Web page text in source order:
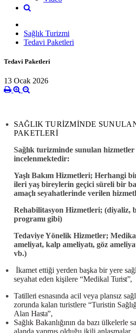
Sağlık Turizmi
Tedavi Paketleri
Tedavi Paketleri
13 Ocak 2026
SAĞLIK TURİZMİNDE
PAKETLERİ
Sağlık turizminde sunulan hizmetler
incelenmektedir:
Yaşlı Bakım Hizmetleri; Herhangi
ileri yaş bireylerin geçici süreli bir
amaçlı seyahatlerinde verilen
Rehabilitasyon Hizmetleri; (diyaliz,
programı gibi)
Tedaviye Yönelik Hizmetler;
ameliyat, kalp ameliyatı, göz
vb.)
İkamet ettiği yerden başka bir yere
seyahat eden kişilere “Medikal Turist”,
Tatilleri esnasında acil veya plansız
zorunda kalan turistlere “Turistin
Alan Hasta”,
Sağlık Bakanlığının da bazı ülkelerle